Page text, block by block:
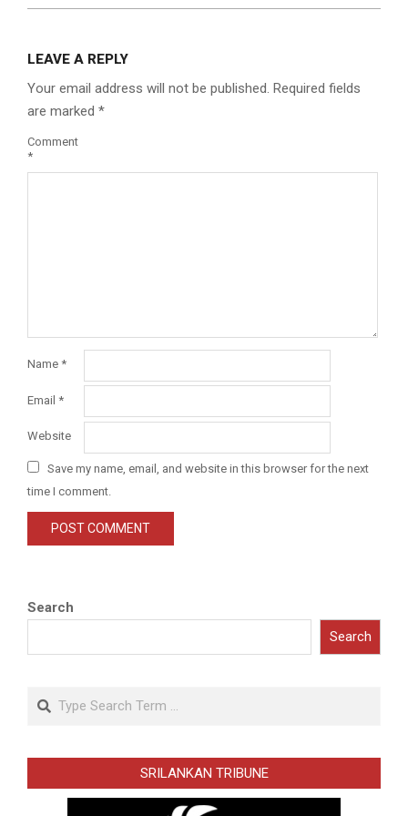
LEAVE A REPLY
Your email address will not be published. Required fields
are marked *
Comment
*
Name *
Email *
Website
Save my name, email, and website in this browser for the next
time I comment.
Search
Search
SRILANKAN TRIBUNE